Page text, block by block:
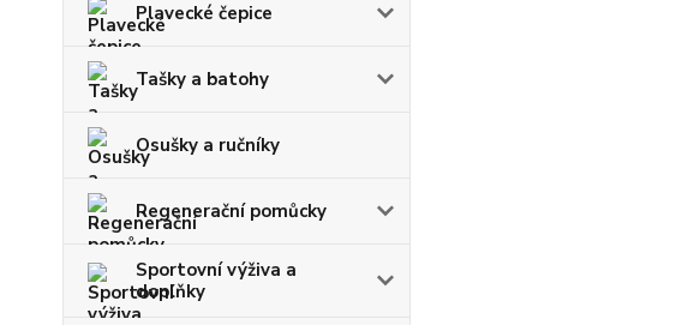
Plavecké čepice
Tašky a batohy
Osušky a ručníky
Regenerační pomůcky
Sportovní výživa a
doplňky